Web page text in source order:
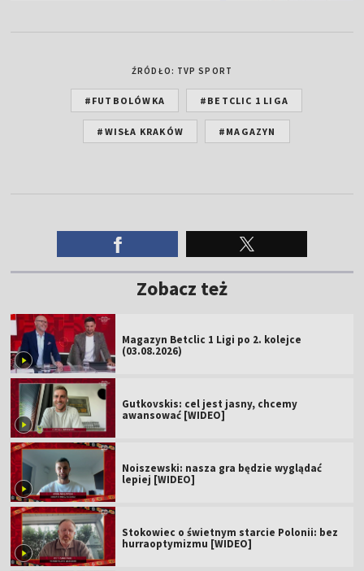
ŹRÓDŁO: TVP SPORT
#FUTBOLÓWKA #BETCLIC 1 LIGA
#WISŁA KRAKÓW #MAGAZYN
Zobacz też
Magazyn Betclic 1 Ligi po 2. kolejce
(03.08.2026)
Gutkovskis: cel jest jasny, chcemy
awansować [WIDEO]
Noiszewski: nasza gra będzie wyglądać
lepiej [WIDEO]
Stokowiec o świetnym starcie Polonii: bez
hurraoptymizmu [WIDEO]